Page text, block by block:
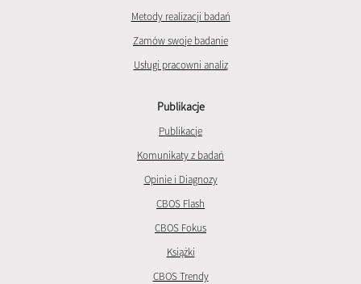
Metody realizacji badań
Zamów swoje badanie
Usługi pracowni analiz
Publikacje
Publikacje
Komunikaty z badań
Opinie i Diagnozy
CBOS Flash
CBOS Fokus
Książki
CBOS Trendy